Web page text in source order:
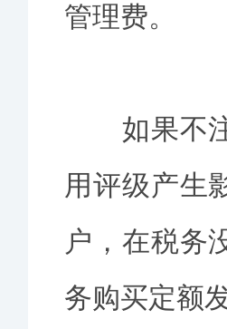
管理费。
如果不注
用评级产生
户，在税务
务购买定额